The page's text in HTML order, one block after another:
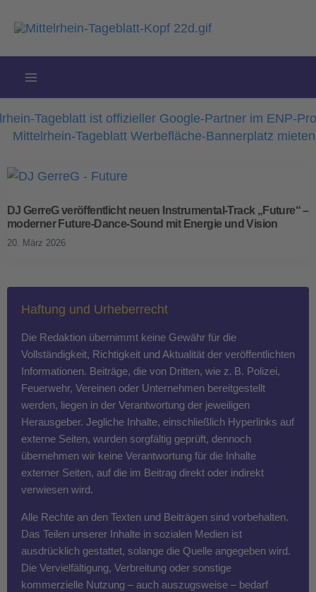
Inhalt
DJ GerreG veröffentlicht neuen Instrumental-Track „Future“ –
moderner Future-Dance-Sound mit Energie und Vision
20. März 2026
Haftung und Urheberrecht
Die Redaktion übernimmt keine Gewähr für die
Vollständigkeit, Richtigkeit und Aktualität der veröffentlichten
Informationen. Beiträge, die von Dritten, wie z. B. Polizei,
Feuerwehr, Vereinen oder Unternehmen bereitgestellt
werden, liegen in der Verantwortung der jeweiligen
Herausgeber. Jegliche Inhalte, einschließlich Hyperlinks auf
externe Seiten, wurden sorgfältig geprüft, dennoch
übernehmen wir keine Verantwortung für die Inhalte
externer Seiten, auf die im Beitrag direkt oder indirekt
verwiesen wird.
Alle Rechte an den Texten und Beiträgen sind vorbehalten.
Das Teilen unserer Inhalte in sozialen Medien ist
ausdrücklich gestattet, solange die Quelle angegeben wird.
Die Vervielfältigung, Verbreitung oder sonstige
kommerzielle Nutzung – auch auszugsweise – bedarf